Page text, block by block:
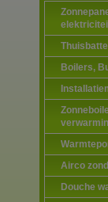
Boilers,
Airco
Douche